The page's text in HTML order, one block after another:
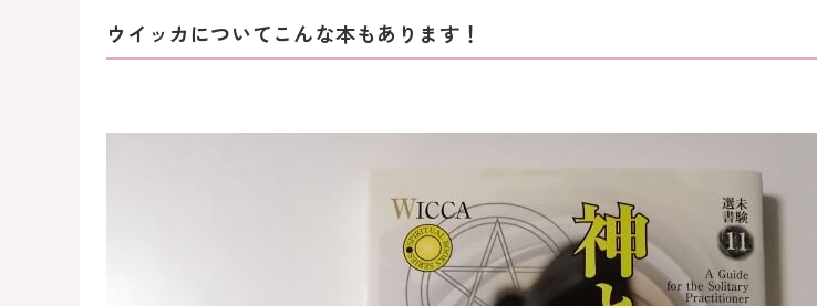
ウイッカについてこんな本もあります！